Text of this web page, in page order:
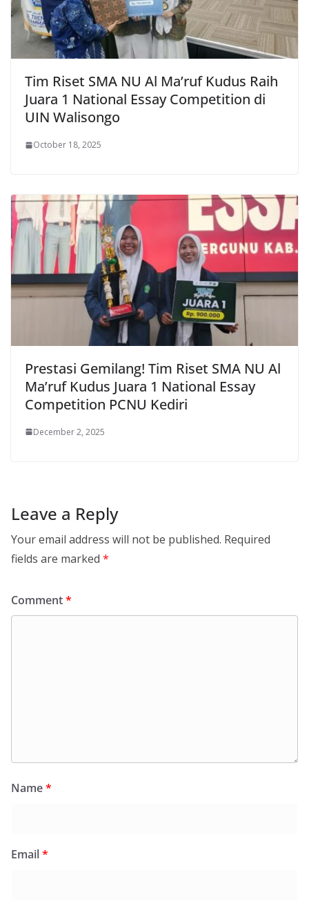
Tim Riset SMA NU Al Ma’ruf Kudus Raih
Juara 1 National Essay Competition di
UIN Walisongo
October 18, 2025
Prestasi Gemilang! Tim Riset SMA NU Al
Ma’ruf Kudus Juara 1 National Essay
Competition PCNU Kediri
December 2, 2025
Leave a Reply
Your email address will not be published. Required
fields are marked *
Comment*
Name*
Email*